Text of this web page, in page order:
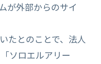
が外部からのサイ
たとのことで、法人
ソロエルアリー